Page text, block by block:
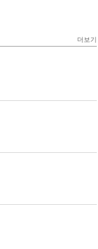
더보기